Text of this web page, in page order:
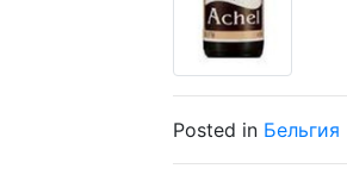
Posted in Бельгия